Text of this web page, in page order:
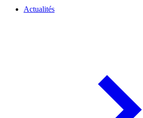
Actualités